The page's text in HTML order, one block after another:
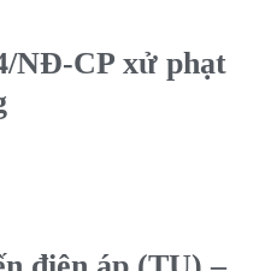
NĐ-CP xử phạt